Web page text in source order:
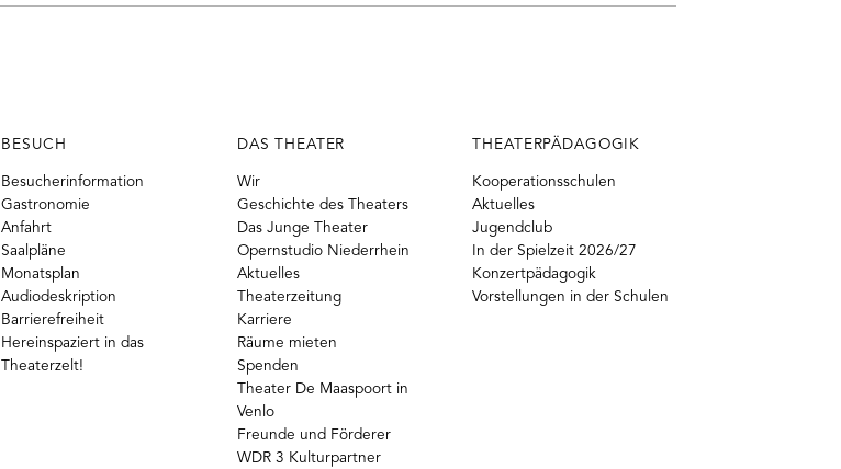
BESUCH
Besucherinformation
Gastronomie
Anfahrt
Saalpläne
Monatsplan
Audiodeskription
Barrierefreiheit
Hereinspaziert in das
Theaterzelt!
DAS THEATER
Wir
Geschichte des Theaters
Das Junge Theater
Opernstudio Niederrhein
Aktuelles
Theaterzeitung
Karriere
Räume mieten
Spenden
Theater De Maaspoort in
Venlo
Freunde und Förderer
WDR 3 Kulturpartner
THEATERPÄDAGOGIK
Kooperationsschulen
Aktuelles
Jugendclub
In der Spielzeit 2026/27
Konzertpädagogik
Vorstellungen in der Schulen